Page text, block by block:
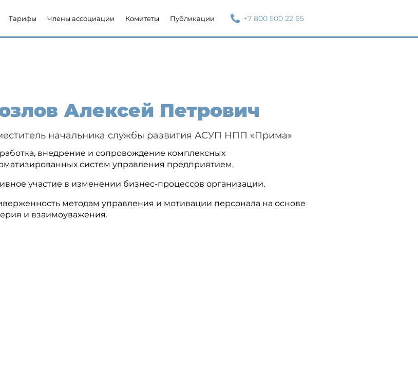
Тарифы Члены ассоциации Комитеты Публикации +7 800 500 22 65
Алексей Петрович
начальника службы развития АСУП НПП «Прима»
внедрение и сопровождение комплексных
систем управления предприятием.
участие в изменении бизнес-процессов организации.
методам управления и мотивации персонала на основе
и взаимоуважения.